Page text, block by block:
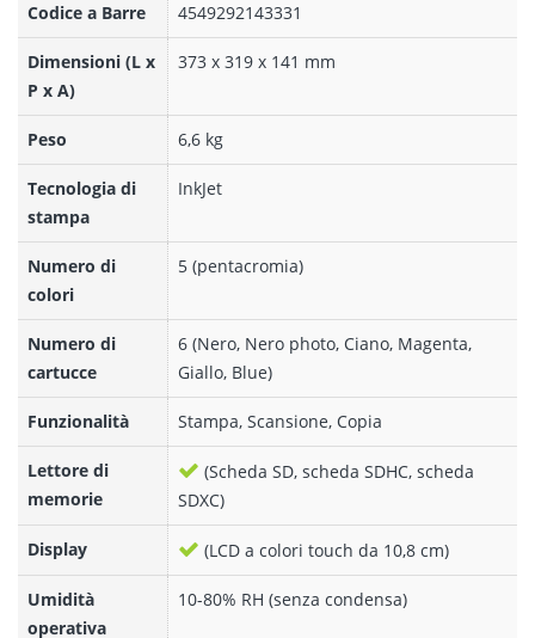
Codice a Barre 4549292143331
Dimensioni (L x
P x A)
373 x 319 x 141 mm
Peso 6,6 kg
Tecnologia di
stampa
InkJet
Numero di
colori
5 (pentacromia)
Numero di
cartucce
6 (Nero, Nero photo, Ciano, Magenta,
Giallo, Blue)
Funzionalità Stampa, Scansione, Copia
Lettore di
memorie
(Scheda SD, scheda SDHC, scheda
SDXC)
Display (LCD a colori touch da 10,8 cm)
Umidità
operativa
10-80% RH (senza condensa)